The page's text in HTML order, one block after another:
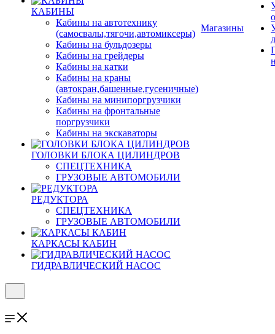
КАБИНЫ
Кабины на автотехнику
(самосвалы,тягочи,автомиксеры)
Кабины на бульдозеры
Кабины на грейдеры
Кабины на катки
Кабины на краны
(автокран,башенные,гусеничные)
Кабины на минипоргрузчики
Кабины на фронтальные
поргрузчики
Кабины на экскаваторы
ГОЛОВКИ БЛОКА ЦИЛИНДРОВ
СПЕЦТЕХНИКА
ГРУЗОВЫЕ АВТОМОБИЛИ
РЕДУКТОРА
СПЕЦТЕХНИКА
ГРУЗОВЫЕ АВТОМОБИЛИ
КАРКАСЫ КАБИН
ГИДРАВЛИЧЕСКИЙ НАСОС
Магазины